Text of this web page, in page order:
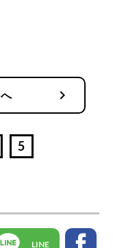
chevron_right
5
LINE